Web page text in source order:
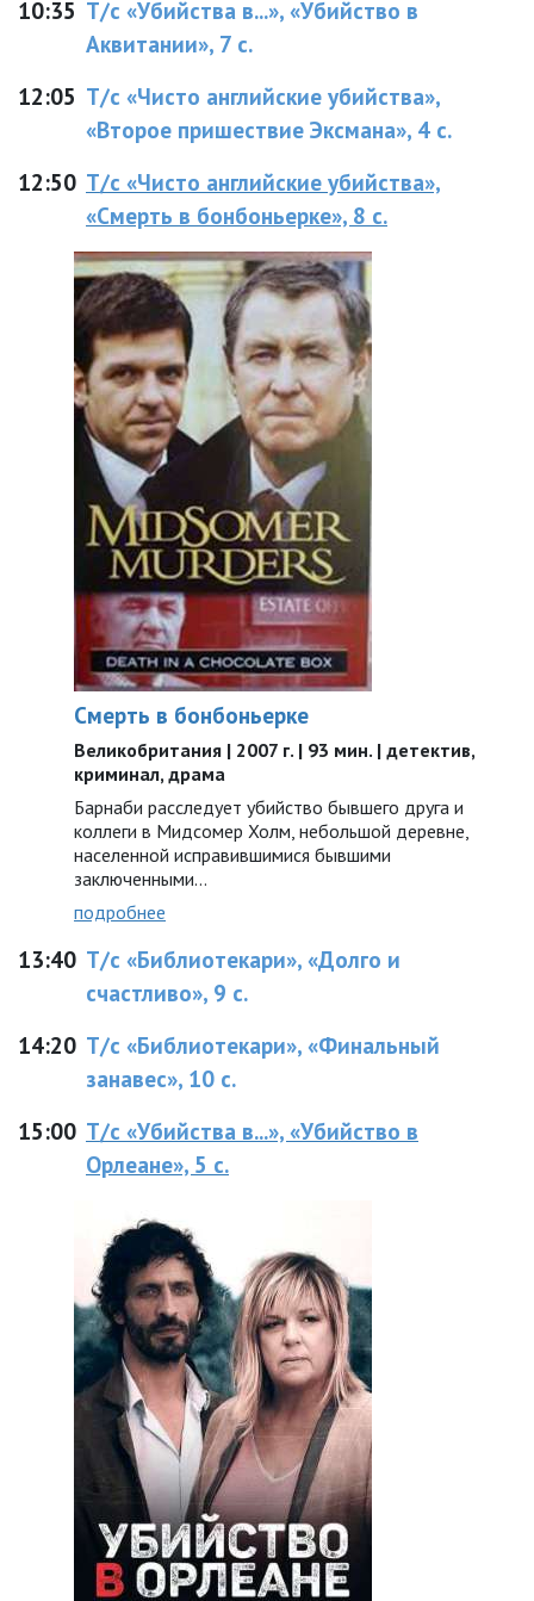
10:35 Т/с «Убийства в...», «Убийство в
Аквитании», 7 с.
12:05 Т/с «Чисто английские убийства»,
«Второе пришествие Эксмана», 4 с.
12:50 Т/с «Чисто английские убийства»,
«Смерть в бонбоньерке», 8 с.
Смерть в бонбоньерке
Великобритания | 2007 г. | 93 мин. | детектив,
криминал, драма
Барнаби расследует убийство бывшего друга и
коллеги в Мидсомер Холм, небольшой деревне,
населенной исправившимися бывшими
заключенными…
подробнее
13:40 Т/с «Библиотекари», «Долго и
счастливо», 9 с.
14:20 Т/с «Библиотекари», «Финальный
занавес», 10 с.
15:00 Т/с «Убийства в...», «Убийство в
Орлеане», 5 с.